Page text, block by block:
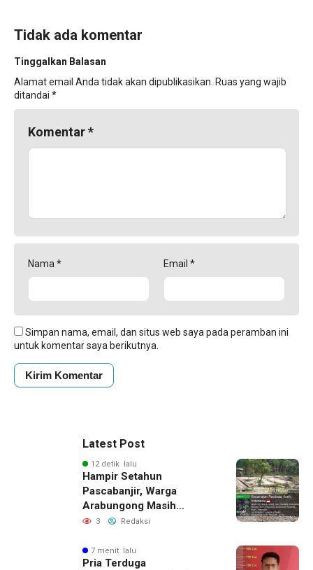
Tidak ada komentar
Tinggalkan Balasan
Alamat email Anda tidak akan dipublikasikan. Ruas yang wajib
ditandai *
Komentar*
Nama * Email *
Simpan nama, email, dan situs web saya pada peramban ini
untuk komentar saya berikutnya.
Latest Post
12 detik lalu
Hampir Setahun
Pascabanjir, Warga
Arabungong Masih
Menunggu Bantuan
3 Redaksi
7 menit lalu
Pria Terduga